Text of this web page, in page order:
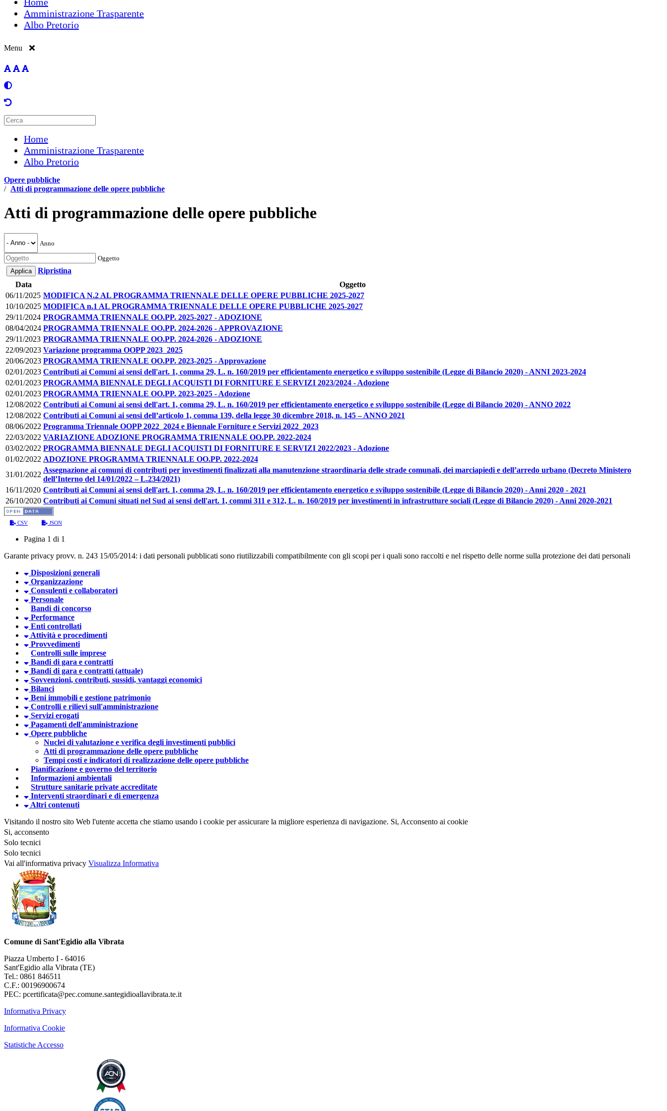
Amministrazione Trasparente
Albo Pretorio
Menu
Home
Amministrazione Trasparente
Albo Pretorio
Opere pubbliche
/ Atti di programmazione delle opere pubbliche
Atti di programmazione delle opere pubbliche
Anno
Oggetto
Ripristina
Data
Oggetto
06/11/2025 MODIFICA N.2 AL PROGRAMMA TRIENNALE DELLE OPERE PUBBLICHE 2025-2027
10/10/2025 MODIFICA n.1 AL PROGRAMMA TRIENNALE DELLE OPERE PUBBLICHE 2025-2027
29/11/2024 PROGRAMMA TRIENNALE OO.PP. 2025-2027 - ADOZIONE
08/04/2024 PROGRAMMA TRIENNALE OO.PP. 2024-2026 - APPROVAZIONE
29/11/2023 PROGRAMMA TRIENNALE OO.PP. 2024-2026 - ADOZIONE
22/09/2023 Variazione programma OOPP 2023_2025
20/06/2023 PROGRAMMA TRIENNALE OO.PP. 2023-2025 - Approvazione
02/01/2023 Contributi ai Comuni ai sensi dell'art. 1, comma 29, L. n. 160/2019 per efficientamento energetico e sviluppo sostenibile (Legge di Bilancio 2020) - ANNI 2023-2024
02/01/2023 PROGRAMMA BIENNALE DEGLI ACQUISTI DI FORNITURE E SERVIZI 2023/2024 - Adozione
02/01/2023 PROGRAMMA TRIENNALE OO.PP. 2023-2025 - Adozione
12/08/2022 Contributi ai Comuni ai sensi dell'art. 1, comma 29, L. n. 160/2019 per efficientamento energetico e sviluppo sostenibile (Legge di Bilancio 2020) - ANNO 2022
12/08/2022 Contributi ai Comuni ai sensi dell’articolo 1, comma 139, della legge 30 dicembre 2018, n. 145 – ANNO 2021
08/06/2022 Programma Triennale OOPP 2022_2024 e Biennale Forniture e Servizi 2022_2023
22/03/2022 VARIAZIONE ADOZIONE PROGRAMMA TRIENNALE OO.PP. 2022-2024
03/02/2022 PROGRAMMA BIENNALE DEGLI ACQUISTI DI FORNITURE E SERVIZI 2022/2023 - Adozione
01/02/2022 ADOZIONE PROGRAMMA TRIENNALE OO.PP. 2022-2024
31/01/2022
Assegnazione ai comuni di contributi per investimenti finalizzati alla manutenzione straordinaria delle strade comunali, dei marciapiedi e dell’arredo urbano (Decreto Ministero
dell’Interno del 14/01/2022 – L.234/2021)
16/11/2020 Contributi ai Comuni ai sensi dell'art. 1, comma 29, L. n. 160/2019 per efficientamento energetico e sviluppo sostenibile (Legge di Bilancio 2020) - Anni 2020 - 2021
26/10/2020 Contributi ai Comuni situati nel Sud ai sensi dell'art. 1, commi 311 e 312, L. n. 160/2019 per investimenti in infrastrutture sociali (Legge di Bilancio 2020) - Anni 2020-2021
CSV JSON
Pagina 1 di 1
Garante privacy provv. n. 243 15/05/2014: i dati personali pubblicati sono riutilizzabili compatibilmente con gli scopi per i quali sono raccolti e nel rispetto delle norme sulla protezione dei dati personali
Disposizioni generali
Organizzazione
Consulenti e collaboratori
Personale
Bandi di concorso
Performance
Enti controllati
Attività e procedimenti
Provvedimenti
Controlli sulle imprese
Bandi di gara e contratti
Bandi di gara e contratti (attuale)
Sovvenzioni, contributi, sussidi, vantaggi economici
Bilanci
Beni immobili e gestione patrimonio
Controlli e rilievi sull'amministrazione
Servizi erogati
Pagamenti dell'amministrazione
Opere pubbliche
Nuclei di valutazione e verifica degli investimenti pubblici
Atti di programmazione delle opere pubbliche
Tempi costi e indicatori di realizzazione delle opere pubbliche
Pianificazione e governo del territorio
Informazioni ambientali
Strutture sanitarie private accreditate
Interventi straordinari e di emergenza
Altri contenuti
Visitando il nostro sito Web l'utente accetta che stiamo usando i cookie per assicurare la migliore esperienza di navigazione. Si, Acconsento ai cookie
Si, acconsento
Solo tecnici
Solo tecnici
Vai all'informativa privacy Visualizza Informativa
Comune di Sant'Egidio alla Vibrata
Piazza Umberto I - 64016
Sant'Egidio alla Vibrata (TE)
Tel.: 0861 846511
C.F.: 00196900674
PEC: pcertificata@pec.comune.santegidioallavibrata.te.it
Informativa Privacy
Informativa Cookie
Statistiche Accesso